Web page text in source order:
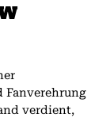
Fanverehrung
verdient,